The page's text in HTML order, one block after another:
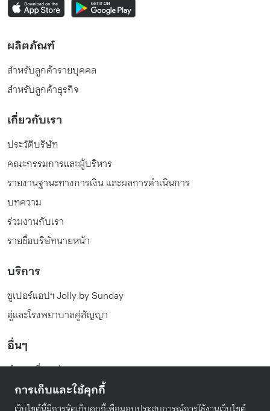
ผลิตภัณฑ์
สำหรับลูกค้ารายบุคคล
สำหรับลูกค้าธุรกิจ
เกี่ยวกับเรา
ประวัติบริษัท
คณะกรรมการและผู้บริหาร
รายงานฐานะทางการเงิน และผลการดำเนินการ
บทความ
ร่วมงานกับเรา
รายชื่อบริษัทนายหน้า
บริการ
ซูเปอร์แอปฯ Jolly by Sunday
อู่และโรงพยาบาลคู่สัญญา
อื่นๆ
คำถามที่พบบ่อย
นโยบายความเป็นส่วนตัว
เงื่อนไขในการให้บริการ
การเก็บและใช้คุกกี้
เว็บไซต์นี้มีการจัดเก็บคุกกี้เพื่อมอบประสบการณ์การใช้งานเว็บไซต์